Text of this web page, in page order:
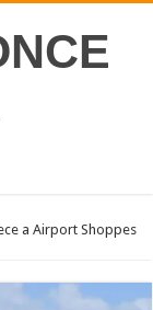
a Airport Shoppes